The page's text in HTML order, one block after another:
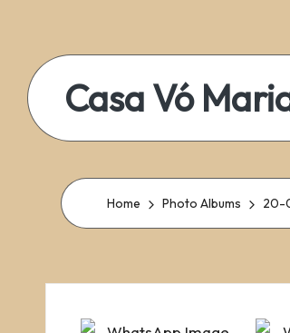
content
Casa Vó
Home Photo Albums 20-